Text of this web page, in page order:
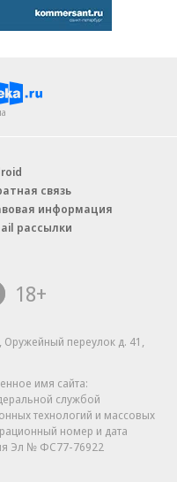
связь
информация
рассылки
18+
переулок д. 41,
имя сайта:
службой
технологий и массовых
номер и дата
Эл № ФС77-76922